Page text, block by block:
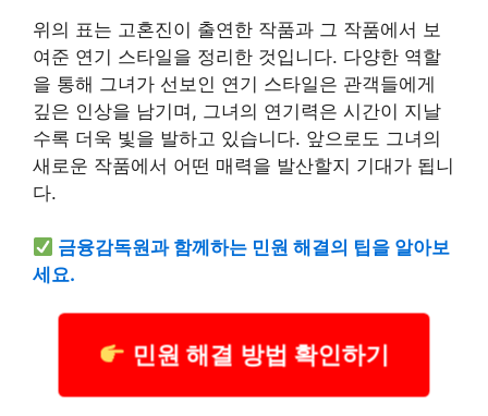
위의 표는 고혼진이 출연한 작품과 그 작품에서 보
여준 연기 스타일을 정리한 것입니다. 다양한 역할
을 통해 그녀가 선보인 연기 스타일은 관객들에게
깊은 인상을 남기며, 그녀의 연기력은 시간이 지날
수록 더욱 빛을 발하고 있습니다. 앞으로도 그녀의
새로운 작품에서 어떤 매력을 발산할지 기대가 됩니
다.
금융감독원과 함께하는 민원 해결의 팁을 알아보
세요.
민원 해결 방법 확인하기